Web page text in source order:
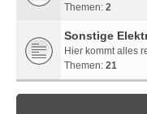
Themen: 2
Sonstige
Hier kommt alles
Themen: 21